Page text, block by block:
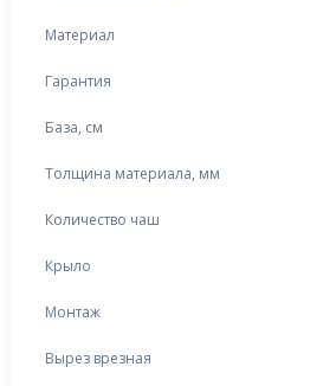
Материал
Гарантия
База, см
Толщина материала, мм
Количество чаш
Крыло
Монтаж
Вырез врезная